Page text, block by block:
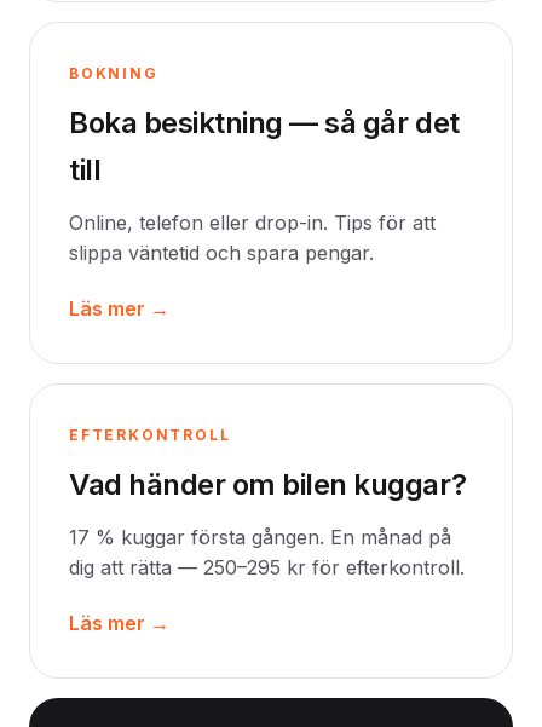
BOKNING
Boka besiktning — så går det
till
Online, telefon eller drop-in. Tips för att
slippa väntetid och spara pengar.
Läs mer →
EFTERKONTROLL
Vad händer om bilen kuggar?
17 % kuggar första gången. En månad på
dig att rätta — 250–295 kr för efterkontroll.
Läs mer →